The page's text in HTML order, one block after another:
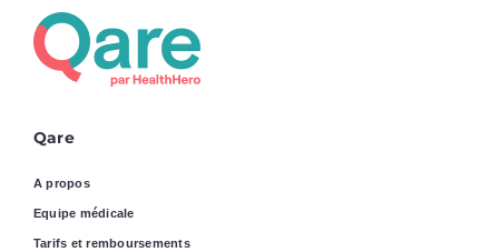
Qare
A propos
Equipe médicale
Tarifs et remboursements